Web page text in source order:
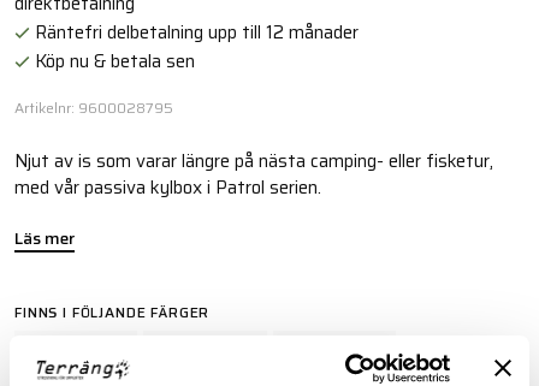
Räntefri delbetalning upp till 12 månader
Köp nu & betala sen
Artikelnr: 9600028795
Njut av is som varar längre på nästa camping- eller fisketur,
med vår passiva kylbox i Patrol serien.
Läs mer
FINNS I FÖLJANDE FÄRGER